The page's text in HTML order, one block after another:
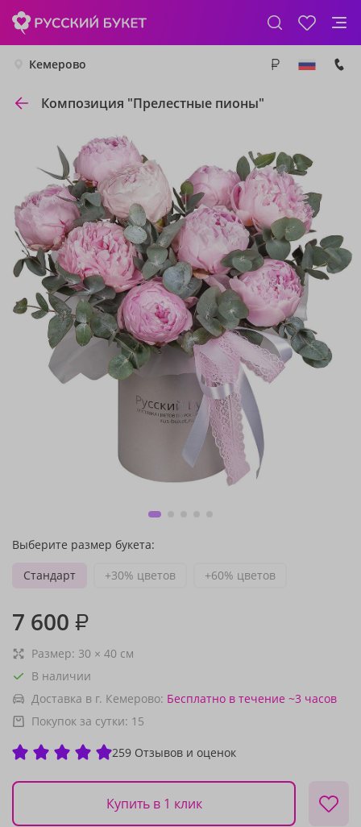
Кемерово
Композиция "Прелестные пионы"
Выберите размер букета:
Стандарт
+30% цветов +60% цветов
7 600 ₽
Размер: 30 × 40 см
В наличии
Доставка в г. Кемерово: Бесплатно в течение ~3 часов
Покупок за сутки: 15
259 Отзывов и оценок
Купить в 1 клик